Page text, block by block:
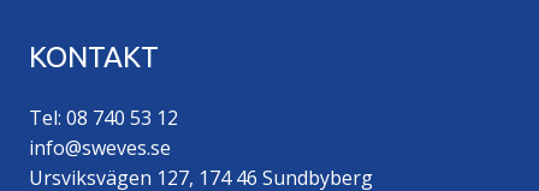
KONTAKT
Tel: 08 740 53 12
info@sweves.se
Ursviksvägen 127, 174 46 Sundbyberg